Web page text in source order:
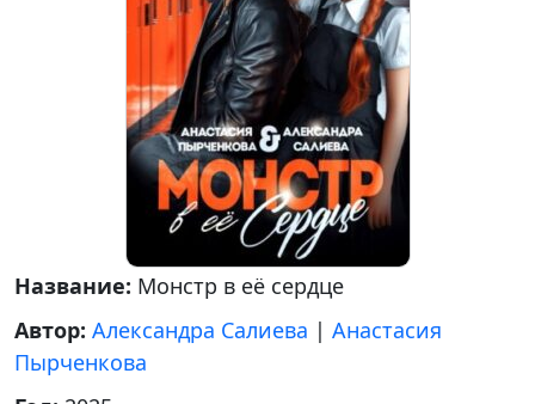
Название: Монстр в её сердце
Автор: Александра Салиева | Анастасия
Пырченкова